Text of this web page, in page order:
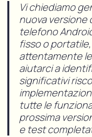
Vi chiediamo
nuova versione
telefono
fisso o
attentamente
aiutarci a
significativi
tutte le
prossima
e test